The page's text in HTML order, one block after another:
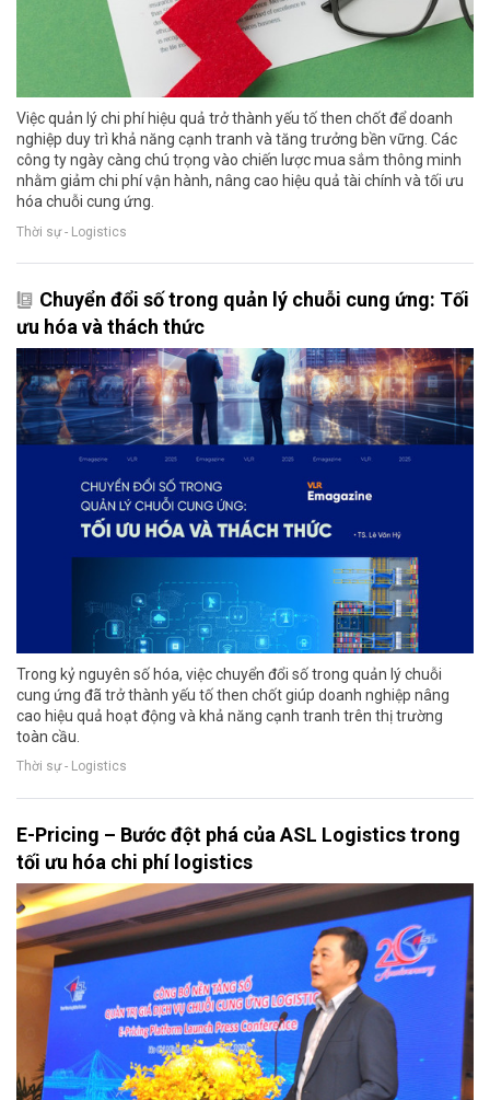
Việc quản lý chi phí hiệu quả trở thành yếu tố then chốt để doanh
nghiệp duy trì khả năng cạnh tranh và tăng trưởng bền vững. Các
công ty ngày càng chú trọng vào chiến lược mua sắm thông minh
nhằm giảm chi phí vận hành, nâng cao hiệu quả tài chính và tối ưu
hóa chuỗi cung ứng.
Thời sự - Logistics
Chuyển đổi số trong quản lý chuỗi cung ứng: Tối
ưu hóa và thách thức
Trong kỷ nguyên số hóa, việc chuyển đổi số trong quản lý chuỗi
cung ứng đã trở thành yếu tố then chốt giúp doanh nghiệp nâng
cao hiệu quả hoạt động và khả năng cạnh tranh trên thị trường
toàn cầu.
Thời sự - Logistics
E-Pricing – Bước đột phá của ASL Logistics trong
tối ưu hóa chi phí logistics